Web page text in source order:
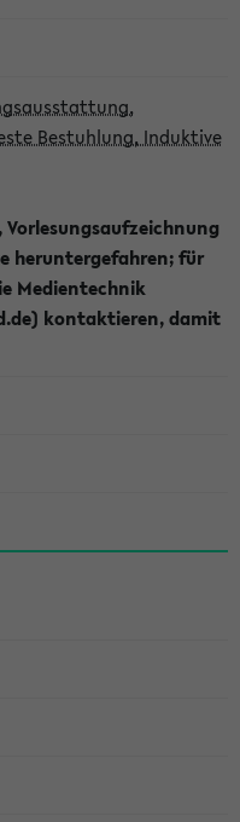
Bestuhlung, Induktive
heruntergefahren; für
Medientechnik
kontaktieren, damit